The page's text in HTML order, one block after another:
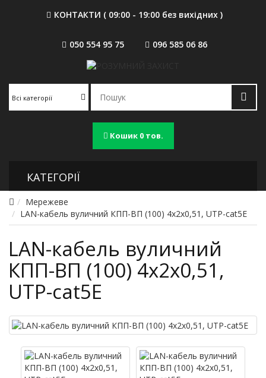
КОНТАКТИ ( 09:00 - 19:00 без вихідних )
050 554 95 75 096 585 06 86
Всі категорії
Кошик0 тов.
КАТЕГОРІЇ
Мережеве
LAN-кабель вуличний КПП-ВП (100) 4х2х0,51, UTP-cat5E
LAN-кабель вуличний
КПП-ВП (100) 4х2х0,51,
UTP-cat5E